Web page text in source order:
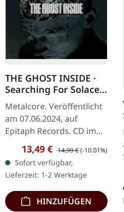
THE GHOST INSIDE ·
Searching For Solace |
CD
Metalcore. Veröffentlicht
am 07.06.2024, auf
Epitaph Records. CD im
Jewelcase. The Ghost
Inside kehren mit ihrem
emotional
aufgeladensten und…
Verkaufspreis:
13,49 € Regulärer Preis:
14,99 €(-10.01%)
Sofort verfügbar,
Lieferzeit: 1-2 Werktage
HINZUFÜGEN